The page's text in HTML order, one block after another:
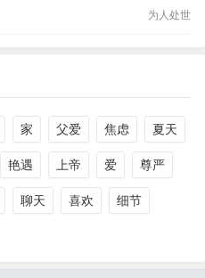
为人处世
家 父爱 焦虑 夏天
艳遇 上帝 爱 尊严
聊天 喜欢 细节